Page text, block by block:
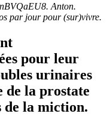
Anton.
par jour pour (sur)vivre.
pour leur
urinaires
de la prostate
de la miction.